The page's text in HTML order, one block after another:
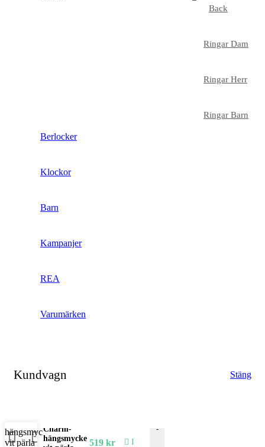
Back
Ringar Dam
Ringar Herr
Ringar Barn
Berlocker
Klockor
Barn
Kampanjer
REA
Varumärken
Kundvagn Stäng
Charm-
hängsmycke 519 kr I
-